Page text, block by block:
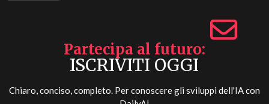
Partecipa al futuro
ISCRIVITI OGGI
Chiaro, conciso, completo. Per conoscere gli sviluppi dell'IA con